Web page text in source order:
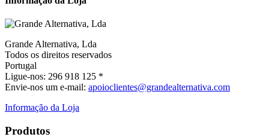
Grande Alternativa, Lda
Todos os direitos reservados
Portugal
Ligue-nos: 296 918 125 *
Envie-nos um e-mail: apoioclientes@grandealternativa.com
Informação da Loja
Produtos